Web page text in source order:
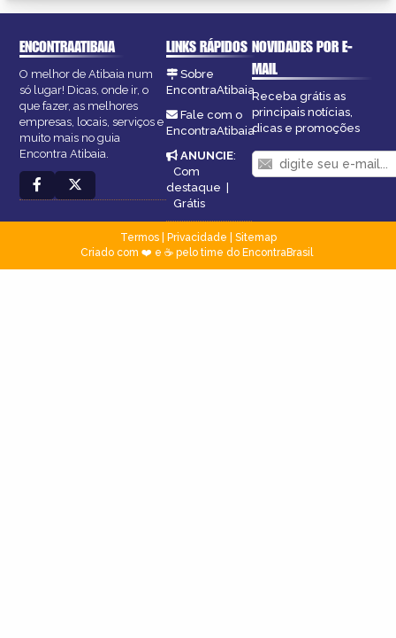
ENCONTRAATIBAIA
O melhor de Atibaia num
só lugar! Dicas, onde ir, o
que fazer, as melhores
empresas, locais, serviços e
muito mais no guia
Encontra Atibaia.
LINKS RÁPIDOS
Sobre
EncontraAtibaia
Fale com o
EncontraAtibaia
ANUNCIE:
Com
destaque
Grátis
NOVIDADES POR E-
MAIL
Receba grátis as
principais notícias,
dicas e promoções
Termos| Privacidade
Sitemap
Criado com ❤️ e ☕ pelo time do EncontraBrasil